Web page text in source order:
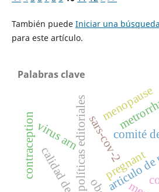
También puede Iniciar una
para este artículo.
Palabras clave
sars-cov-2
pregnant
articulo
comité
políticas editoriales menopause
virus arn
contraception